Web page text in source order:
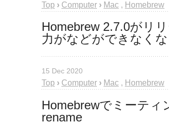
Top › Computer › Mac , Homebrew
Homebrew 2.7.0がリ
力がなどができなく
15 Dec 2020
Top › Computer › Mac , Homebrew
Homebrewでミーティ
rename